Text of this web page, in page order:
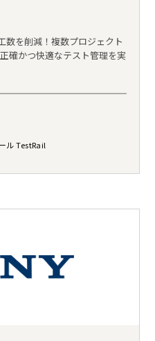
数を削減！複数プロジェクト
確かつ快適なテスト管理を実
ル TestRail